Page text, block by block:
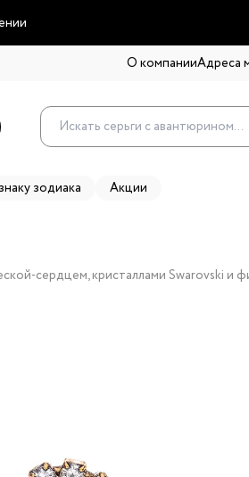
О компанииАдреса
зодиака Акции
сердцем, кристаллами Swarovski и